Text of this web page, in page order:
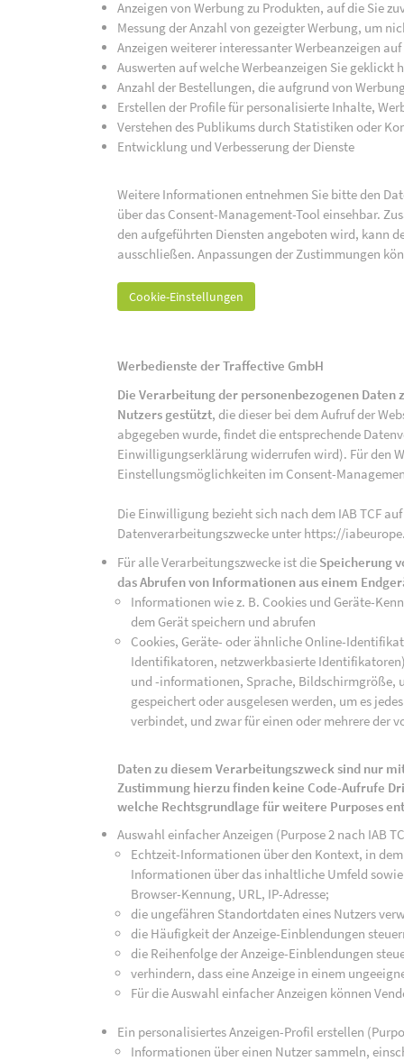
Anzeigen von Werbung zu Produkten, auf die Sie
Messung der Anzahl von gezeigter Werbung, um
Anzeigen weiterer interessanter Werbeanzeigen
Auswerten auf welche Werbeanzeigen Sie geklickt
Anzahl der Bestellungen, die aufgrund von
Erstellen der Profile für personalisierte Inhalte,
Verstehen des Publikums durch Statistiken oder
Entwicklung und Verbesserung der Dienste
Weitere Informationen entnehmen Sie bitte den
über das Consent-Management-Tool einsehbar.
den aufgeführten Diensten angeboten wird, kann
ausschließen. Anpassungen der Zustimmungen
Cookie-Einstellungen
Werbedienste der Traffective GmbH
Die Verarbeitung der personenbezogenen
Nutzers gestützt, die dieser bei dem Aufruf der
abgegeben wurde, findet die entsprechende
Einwilligungserklärung widerrufen wird). Für den
Einstellungsmöglichkeiten im Consent-
Die Einwilligung bezieht sich nach dem IAB TCF
Datenverarbeitungszwecke unter https://
Für alle Verarbeitungszwecke ist die Speicherung
das Abrufen von Informationen aus einem
Informationen wie z. B. Cookies und Geräte-
dem Gerät speichern und abrufen
Cookies, Geräte- oder ähnliche Online-
Identifikatoren, netzwerkbasierte
und -informationen, Sprache, Bildschirmgröße,
gespeichert oder ausgelesen werden, um es
verbindet, und zwar für einen oder mehrere der
Daten zu diesem Verarbeitungszweck sind nur
Zustimmung hierzu finden keine Code-Aufrufe
welche Rechtsgrundlage für weitere Purposes
Auswahl einfacher Anzeigen (Purpose 2 nach IAB
Echtzeit-Informationen über den Kontext, in
Informationen über das inhaltliche Umfeld
Browser-Kennung, URL, IP-Adresse;
die ungefähren Standortdaten eines Nutzers
die Häufigkeit der Anzeige-Einblendungen
die Reihenfolge der Anzeige-Einblendungen
verhindern, dass eine Anzeige in einem
Für die Auswahl einfacher Anzeigen können
Ein personalisiertes Anzeigen-Profil erstellen
Informationen über einen Nutzer sammeln,